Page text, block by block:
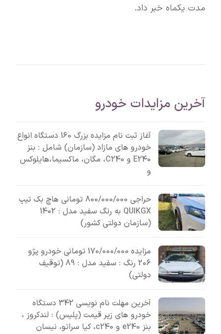
مدت یکماه خبر داد.
آخرین مزایدات خودرو
آغاز ثبت نام مزایده بزرگ 160 دستگاه انواع
خودرو های مازاد (سازمان) شامل : بنز
E240 و C240، مگان، ماکسیما،هایلوکس
و
حراجی 800/000/000 تومانی ھاچ بک تیپ
QUIKGX به رنگ سفید مدل : 1402
(سازمان دولتی کشور)
مزایده 170/000/000 تومانی خودرو پژو
206 رنگ : سفید مدل : 89 (توقیف
دولتی)
آخرین مهلت نام نویسی 342 دستگاه
خودرو های زیر قیمت (پلیس) : لندکروز ،
بنز e240 و c240، کیا سراتو، نیسان